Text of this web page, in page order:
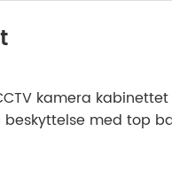
kamera
med top